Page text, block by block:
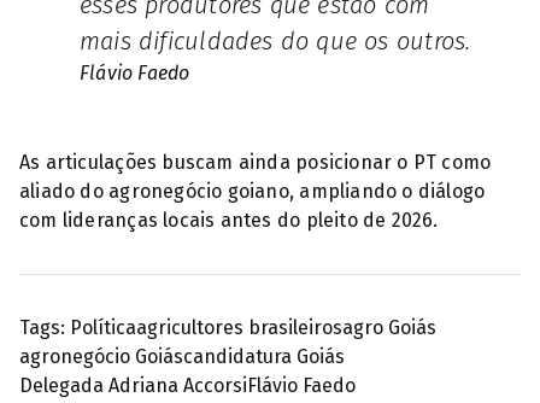
mais dificuldades do que os outros.
Flávio Faedo
As articulações buscam ainda posicionar o PT como
aliado do agronegócio goiano, ampliando o diálogo
com lideranças locais antes do pleito de 2026.
Tags: Políticaagricultores brasileirosagro Goiás
agronegócio Goiáscandidatura Goiás
Delegada Adriana AccorsiFlávio Faedo